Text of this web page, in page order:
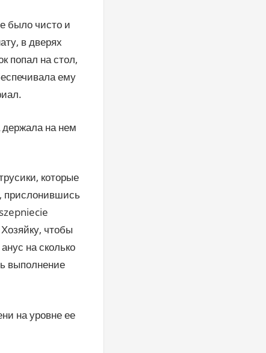
было чисто и
в дверях
попал на стол,
ему
держала на нем
которые
прислонившись
чтобы
на сколько
выполнение
на уровне ее